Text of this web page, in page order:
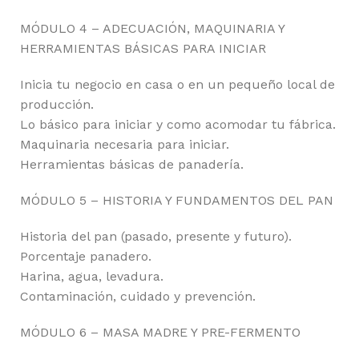
MÓDULO 4 – ADECUACIÓN, MAQUINARIA Y
HERRAMIENTAS BÁSICAS PARA INICIAR
Inicia tu negocio en casa o en un pequeño local de
producción.
Lo básico para iniciar y como acomodar tu fábrica.
Maquinaria necesaria para iniciar.
Herramientas básicas de panadería.
MÓDULO 5 – HISTORIA Y FUNDAMENTOS DEL PAN
Historia del pan (pasado, presente y futuro).
Porcentaje panadero.
Harina, agua, levadura.
Contaminación, cuidado y prevención.
MÓDULO 6 – MASA MADRE Y PRE-FERMENTO